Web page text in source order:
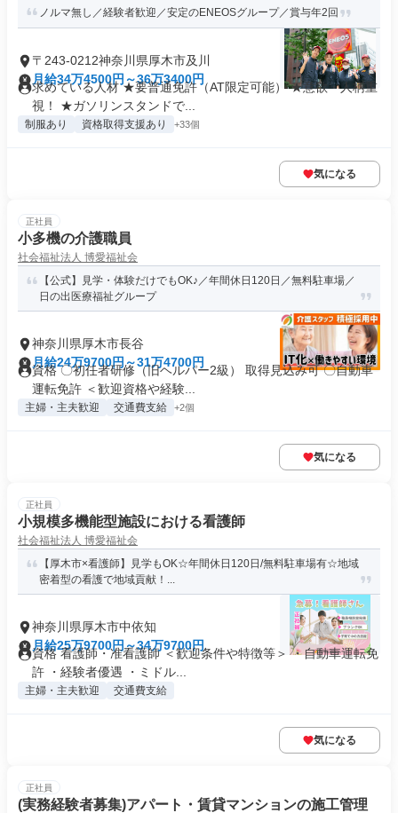
ノルマ無し／経験者歓迎／安定のENEOSグループ／賞与年2回
〒243-0212神奈川県厚木市及川
月給34万4500円～36万3400円
求めている人材 ★要普通免許（AT限定可能） ★意欲・人柄重
視！ ★ガソリンスタンドで...
制服あり 資格取得支援あり +33個
気になる
正社員
小多機の介護職員
社会福祉法人 博愛福祉会
【公式】見学・体験だけでもOK♪／年間休日120日／無料駐車場／
日の出医療福祉グループ
神奈川県厚木市長谷
月給24万9700円～31万4700円
資格 〇初任者研修（旧ヘルパー2級） 取得見込み可 〇自動車
運転免許 ＜歓迎資格や経験...
主婦・主夫歓迎 交通費支給 +2個
気になる
正社員
小規模多機能型施設における看護師
社会福祉法人 博愛福祉会
【厚木市×看護師】見学もOK☆年間休日120日/無料駐車場有☆地域
密着型の看護で地域貢献！...
神奈川県厚木市中依知
月給25万9700円～34万9700円
資格 看護師・准看護師 ＜歓迎条件や特徴等＞ ・自動車運転免
許 ・経験者優遇 ・ミドル...
主婦・主夫歓迎 交通費支給
気になる
正社員
(実務経験者募集)アパート・賃貸マンションの施工管理